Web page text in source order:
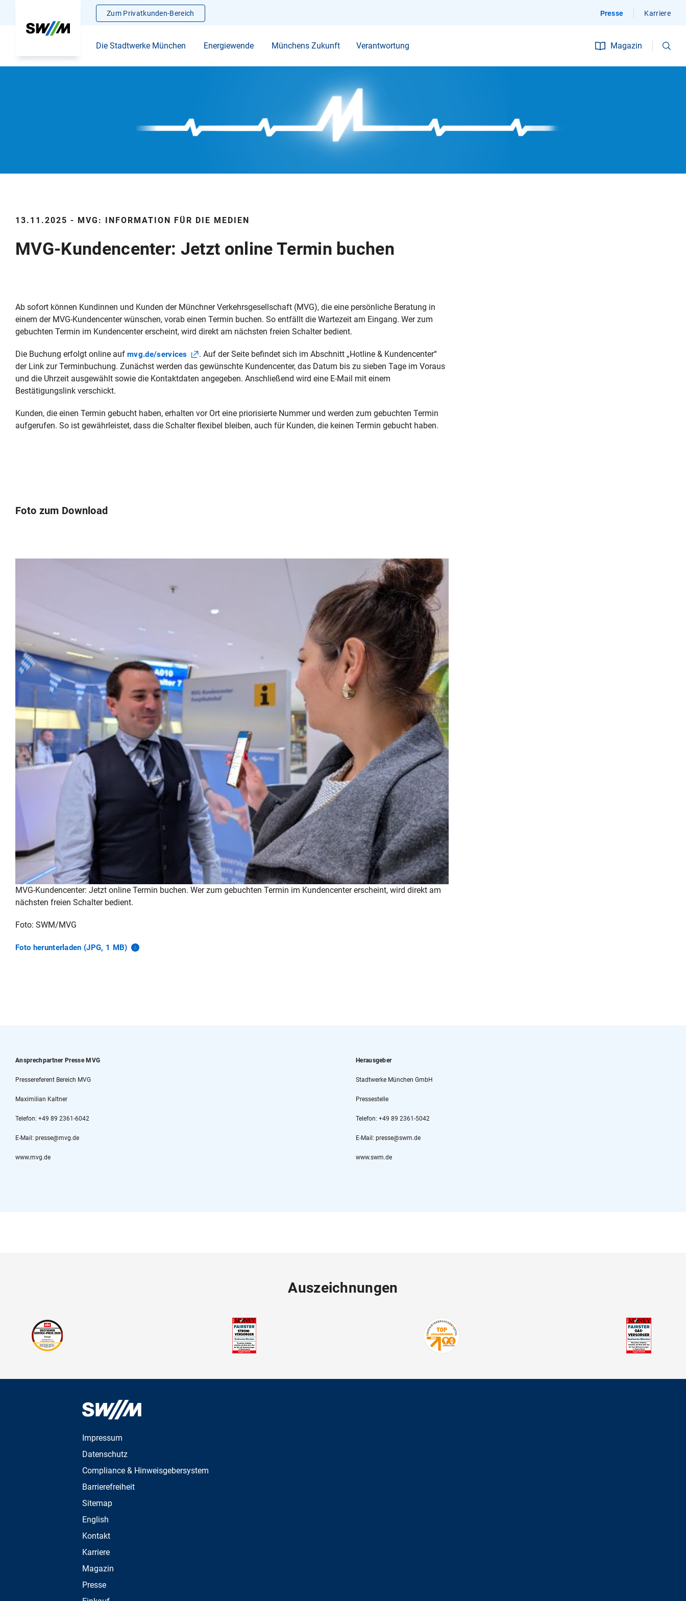
Zum Privatkunden-Bereich Presse Karriere
Die Stadtwerke München Energiewende Münchens Zukunft Verantwortung Magazin
13.11.2025 - MVG: INFORMATION FÜR DIE MEDIEN
MVG-Kundencenter: Jetzt online Termin buchen
Ab sofort können Kundinnen und Kunden der Münchner Verkehrsgesellschaft (MVG), die eine persönliche Beratung in
einem der MVG-Kundencenter wünschen, vorab einen Termin buchen. So entfällt die Wartezeit am Eingang. Wer zum
gebuchten Termin im Kundencenter erscheint, wird direkt am nächsten freien Schalter bedient.
Die Buchung erfolgt online auf mvg.de/services
. Auf der Seite befindet sich im Abschnitt „Hotline & Kundencenter“
der Link zur Terminbuchung. Zunächst werden das gewünschte Kundencenter, das Datum bis zu sieben Tage im Voraus
und die Uhrzeit ausgewählt sowie die Kontaktdaten angegeben. Anschließend wird eine E-Mail mit einem
Bestätigungslink verschickt.
Kunden, die einen Termin gebucht haben, erhalten vor Ort eine priorisierte Nummer und werden zum gebuchten Termin
aufgerufen. So ist gewährleistet, dass die Schalter flexibel bleiben, auch für Kunden, die keinen Termin gebucht haben.
Foto zum Download
MVG-Kundencenter: Jetzt online Termin buchen. Wer zum gebuchten Termin im Kundencenter erscheint, wird direkt am
nächsten freien Schalter bedient.
Foto: SWM/MVG
Foto herunterladen (JPG, 1 MB)
Ansprechpartner Presse MVG
Pressereferent Bereich MVG
Maximilian Kaltner
Telefon: +49 89 2361-6042
E-Mail: presse@mvg.de
www.mvg.de
Herausgeber
Stadtwerke München GmbH
Pressestelle
Telefon: +49 89 2361-5042
E-Mail: presse@swm.de
www.swm.de
Auszeichnungen
Impressum
Datenschutz
Compliance & Hinweisgebersystem
Barrierefreiheit
Sitemap
English
Kontakt
Karriere
Magazin
Presse